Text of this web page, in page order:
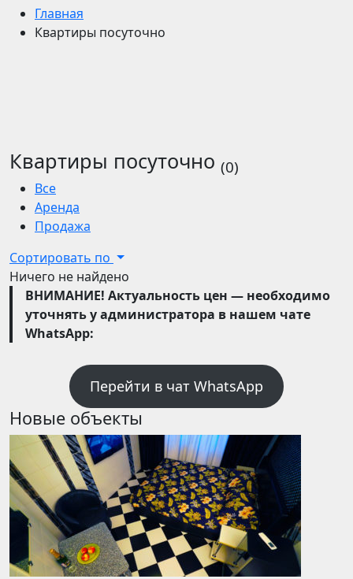
Главная
Квартиры посуточно
Квартиры посуточно (0)
Все
Аренда
Продажа
Сортировать по
Ничего не найдено
ВНИМАНИЕ! Актуальность цен — необходимо
уточнять у администратора в нашем чате
WhatsApp:
Перейти в чат WhatsApp
Новые объекты